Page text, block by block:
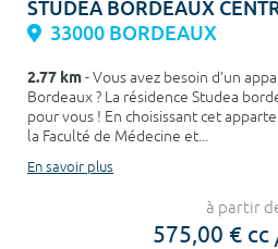
STUDEA BORDEAUX
33000 BORDEAUX
2.77 km- Vous avez besoin d’un
Bordeaux ? La résidence Studea
pour vous ! En choisissant cet
la Faculté de Médecine et...
En savoir plus
à partir
575,00 € cc